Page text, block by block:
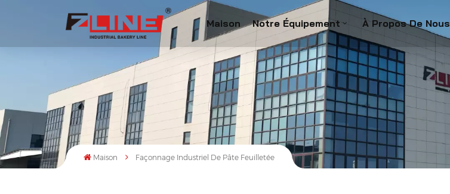
Maison Notre Équipement À Propos De Nous
Maison Façonnage Industriel De Pâte Feuilletée